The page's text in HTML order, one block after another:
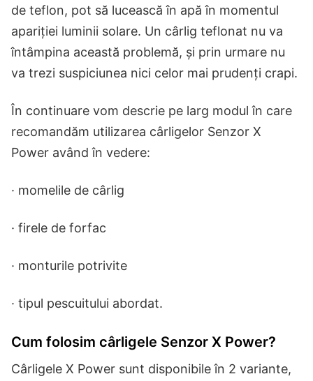
de teflon, pot să lucească în apă în momentul
apariției luminii solare. Un cârlig teflonat nu va
întâmpina această problemă, și prin urmare nu
va trezi suspiciunea nici celor mai prudenți crapi.
În continuare vom descrie pe larg modul în care
recomandăm utilizarea cârligelor Senzor X
Power având în vedere:
· momelile de cârlig
· firele de forfac
· monturile potrivite
· tipul pescuitului abordat.
Cum folosim cârligele Senzor X Power?
Cârligele X Power sunt disponibile în 2 variante,